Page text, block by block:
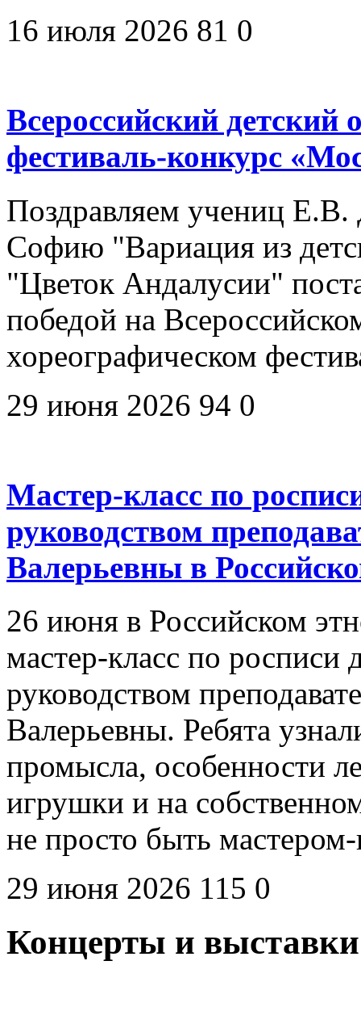
16 июля 2026 81 0
Всероссийский
фестиваль-конкурс
Поздравляем учениц Е.В.
Софию "Вариация из
"Цветок Андалусии"
победой на
хореографическом
29 июня 2026 94 0
Мастер-класс по
руководством
Валерьевны в
26 июня в Российском
мастер-класс по
руководством
Валерьевны. Ребята
промысла, особенности
игрушки и на
не просто быть
29 июня 2026 115 0
Концерты и выставки